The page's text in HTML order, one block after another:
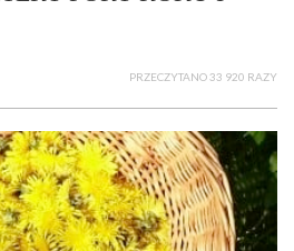
PRZECZYTANO 33 920 RAZY